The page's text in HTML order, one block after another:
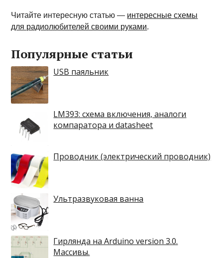
Читайте интересную статью — интересные схемы
для радиолюбителей своими руками.
Популярные статьи
USB паяльник
LM393: схема включения, аналоги
компаратора и datasheet
Проводник (электрический проводник)
Ультразвуковая ванна
Гирлянда на Arduino version 3.0.
Массивы.